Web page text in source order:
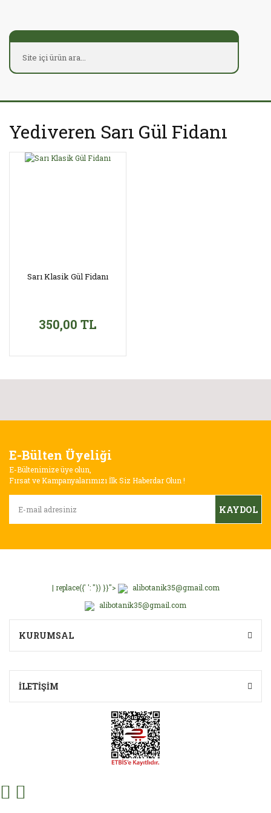
Yediveren Sarı Gül Fidanı
Sarı Klasik Gül Fidanı
350,00 TL
E-Bülten Üyeliği
E-Bültenimize üye olun,
Fırsat ve Kampanyalarımızı İlk Siz Haberdar Olun !
KAYDOL
| replace({' ': ''}) }}">
alibotanik35@gmail.com
alibotanik35@gmail.com
KURUMSAL
İLETİŞİM